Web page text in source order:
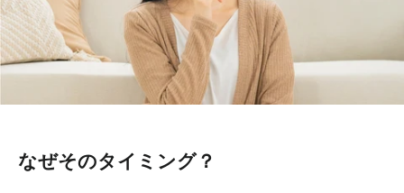
なぜそのタイミング？